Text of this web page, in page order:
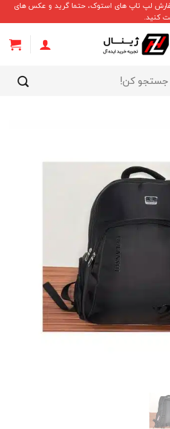
لپ تاپ های استوک، حتما گرید و عکس های
کنید.